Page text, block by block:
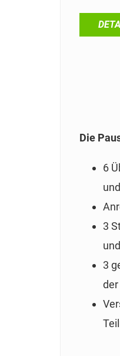
Die
6
3
3